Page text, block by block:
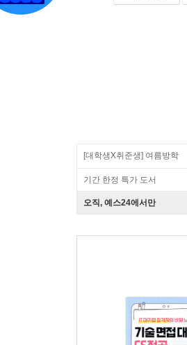
[대학생X취준생] 여름방학
기간 한정 특가 도서
오직, 예스24에서만